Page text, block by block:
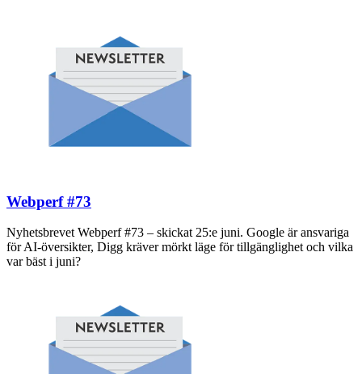
Webperf #73
Nyhetsbrevet Webperf #73 – skickat 25:e juni. Google är ansvariga
för AI-översikter, Digg kräver mörkt läge för tillgänglighet och vilka
var bäst i juni?